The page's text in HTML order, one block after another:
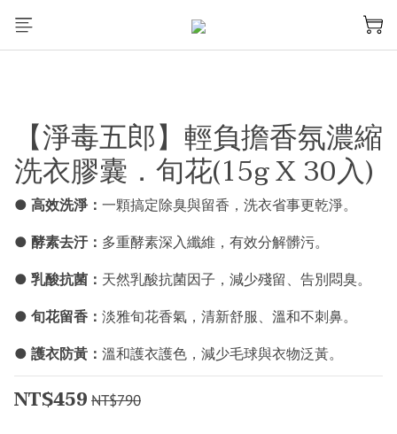
【淨毒五郎】輕負擔香氛濃縮
洗衣膠囊．旬花(15g X 30入)
● 高效洗淨： 一顆搞定除臭與留香，洗衣省事更乾淨。
● 酵素去汙： 多重酵素深入纖維，有效分解髒污。
● 乳酸抗菌： 天然乳酸抗菌因子，減少殘留、告別悶臭。
● 旬花留香： 淡雅旬花香氣，清新舒服、溫和不刺鼻。
● 護衣防黃： 溫和護衣護色，減少毛球與衣物泛黃。
NT$459 NT$790